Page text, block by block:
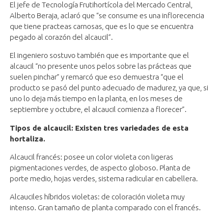
El jefe de Tecnología Frutihortícola del Mercado Central,
Alberto Beraja, aclaró que “se consume es una inflorecencia
que tiene practeas carnosas, que es lo que se encuentra
pegado al corazón del alcaucil”.
El ingeniero sostuvo también que es importante que el
alcaucil “no presente unos pelos sobre las prácteas que
suelen pinchar” y remarcó que eso demuestra “que el
producto se pasó del punto adecuado de madurez, ya que, si
uno lo deja más tiempo en la planta, en los meses de
septiembre y octubre, el alcaucil comienza a florecer”.
Tipos de alcaucil: Existen tres variedades de esta
hortaliza.
Alcaucil francés: posee un color violeta con ligeras
pigmentaciones verdes, de aspecto globoso. Planta de
porte medio, hojas verdes, sistema radicular en cabellera.
Alcauciles híbridos violetas: de coloración violeta muy
intenso. Gran tamaño de planta comparado con el francés.